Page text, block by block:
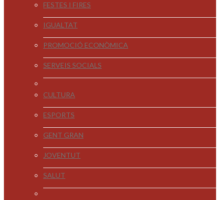
FESTES I FIRES
IGUALTAT
PROMOCIÓ ECONÒMICA
SERVEIS SOCIALS
CULTURA
ESPORTS
GENT GRAN
JOVENTUT
SALUT